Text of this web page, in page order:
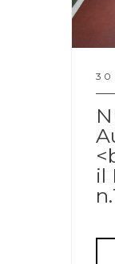
30
il